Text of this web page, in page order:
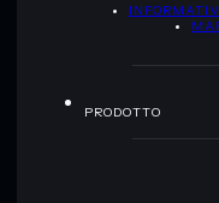
PRODOTTO